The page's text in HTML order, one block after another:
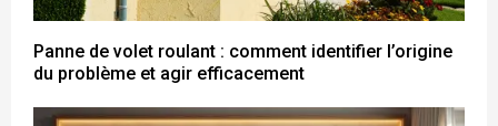
Panne de volet roulant : comment identifier l’origine
du problème et agir efficacement